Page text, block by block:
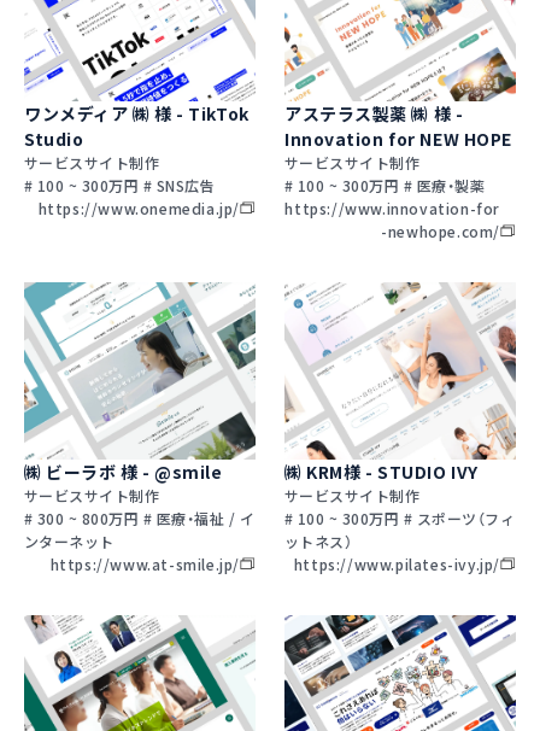
ワンメディア ㈱ 様 - TikTok
Studio
サービスサイト制作
# 100 ~ 300万円 # SNS広告
https://www.onemedia.jp/
アステラス製薬 ㈱ 様 -
Innovation for NEW HOPE
サービスサイト制作
# 100 ~ 300万円 # 医療・製薬
https://www.innovation-for
-newhope.com/
㈱ ビーラボ 様 - @smile
サービスサイト制作
# 300 ~ 800万円 # 医療・福祉 / イ
ンターネット
https://www.at-smile.jp/
㈱ KRM様 - STUDIO IVY
サービスサイト制作
# 100 ~ 300万円 # スポーツ（フィ
ットネス）
https://www.pilates-ivy.jp/